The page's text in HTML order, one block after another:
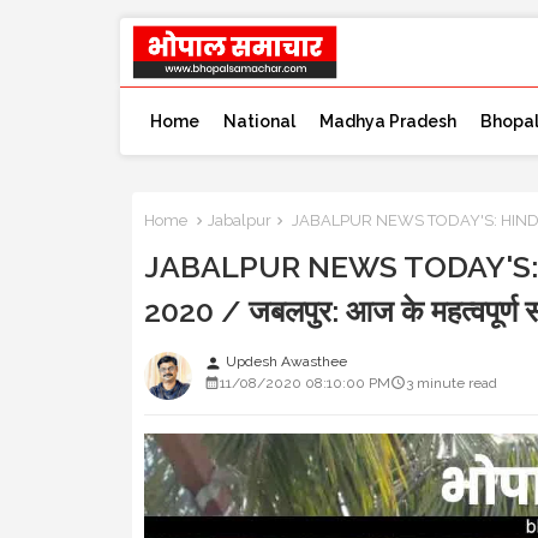
Home National Madhya Pradesh Bhopal
Home Jabalpur JABALPUR NEWS TODAY'S:
JABALPUR NEWS
2020 / जबलपुर: आज के महत्वपूर्ण
person Updesh Awasthee
11/08/2020 08:10:00 PM
3 minute read